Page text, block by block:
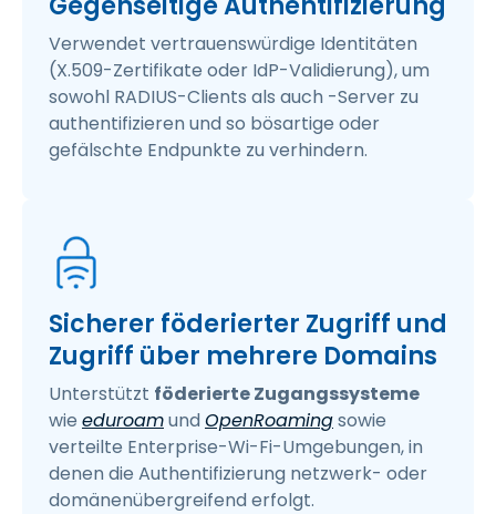
Verwendet vertrauenswürdige Identitäten
(X.509-Zertifikate oder IdP-Validierung), um
sowohl RADIUS-Clients als auch -Server zu
authentifizieren und so bösartige oder
gefälschte Endpunkte zu verhindern.
Sicherer föderierter Zugriff und
Zugriff über mehrere Domains
Unterstützt föderierte Zugangssysteme
wie eduroamundOpenRoamingsowie
verteilte Enterprise-Wi-Fi-Umgebungen, in
denen die Authentifizierung netzwerk- oder
domänenübergreifend erfolgt.